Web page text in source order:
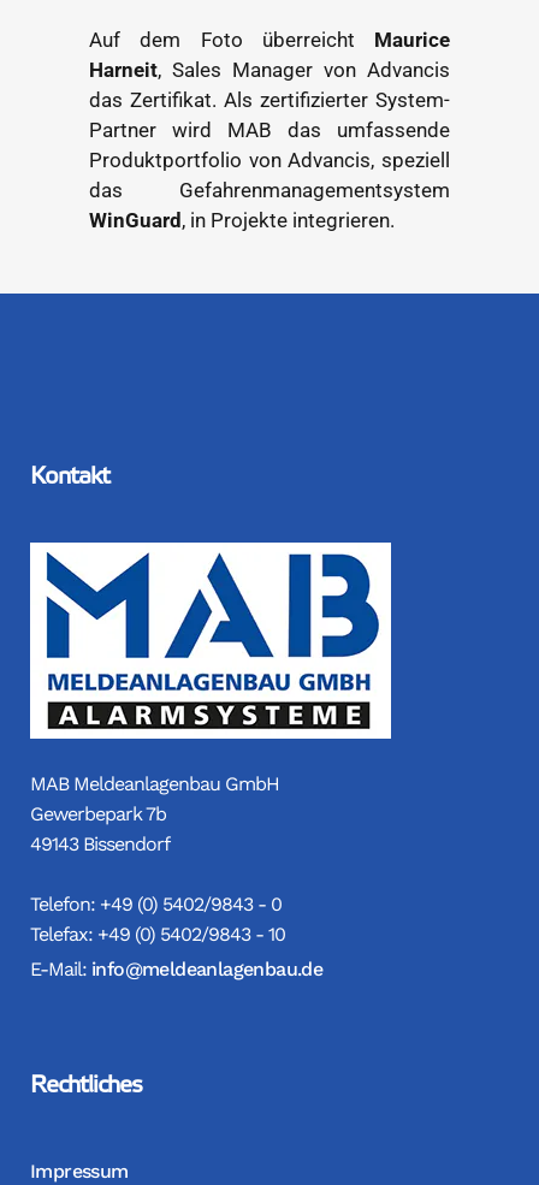
Auf dem Foto überreicht Maurice
Harneit, Sales Manager von Advancis
das Zertifikat. Als zertifizierter System-
Partner wird MAB das umfassende
Produktportfolio von Advancis, speziell
das Gefahrenmanagementsystem
WinGuard, in Projekte integrieren.
Kontakt
MAB Meldeanlagenbau GmbH
Gewerbepark 7b
49143 Bissendorf
Telefon: +49 (0) 5402/9843 - 0
Telefax: +49 (0) 5402/9843 - 10
E-Mail: info@meldeanlagenbau.de
Rechtliches
Impressum